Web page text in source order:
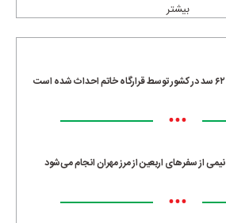
بیشتر
۶۲ سد در کشور توسط قرارگاه خاتم احداث شده است
•••
نیمی از سفرهای اربعین از مرز مهران انجام می‌شود
•••